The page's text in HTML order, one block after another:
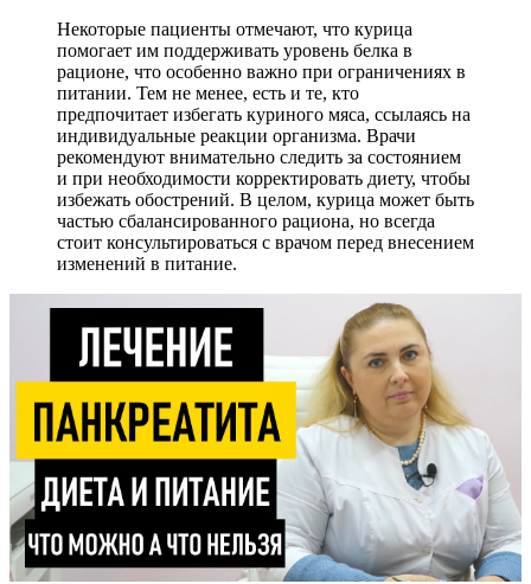
Некоторые пациенты отмечают, что курица
помогает им поддерживать уровень белка в
рационе, что особенно важно при ограничениях в
питании. Тем не менее, есть и те, кто
предпочитает избегать куриного мяса, ссылаясь на
индивидуальные реакции организма. Врачи
рекомендуют внимательно следить за состоянием
и при необходимости корректировать диету, чтобы
избежать обострений. В целом, курица может быть
частью сбалансированного рациона, но всегда
стоит консультироваться с врачом перед внесением
изменений в питание.